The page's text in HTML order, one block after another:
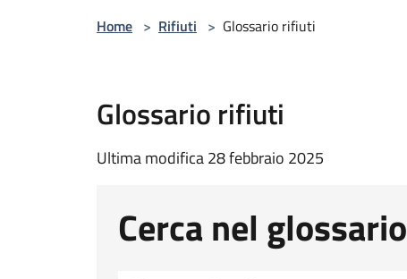
Home > Rifiuti > Glossario rifiuti
Glossario rifiuti
Ultima modifica 28 febbraio 2025
Cerca nel glossario